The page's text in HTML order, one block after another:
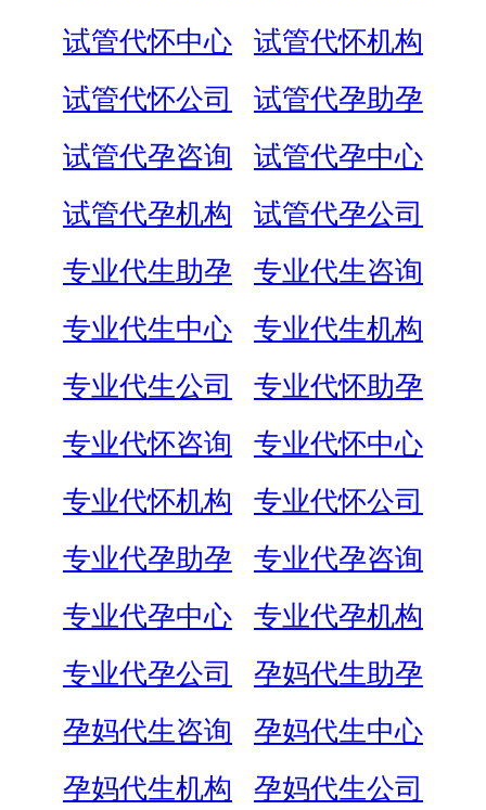
试管代怀中心
试管代怀机构
试管代怀公司
试管代孕助孕
试管代孕咨询
试管代孕中心
试管代孕机构
试管代孕公司
专业代生助孕
专业代生咨询
专业代生中心
专业代生机构
专业代生公司
专业代怀助孕
专业代怀咨询
专业代怀中心
专业代怀机构
专业代怀公司
专业代孕助孕
专业代孕咨询
专业代孕中心
专业代孕机构
专业代孕公司
孕妈代生助孕
孕妈代生咨询
孕妈代生中心
孕妈代生机构
孕妈代生公司